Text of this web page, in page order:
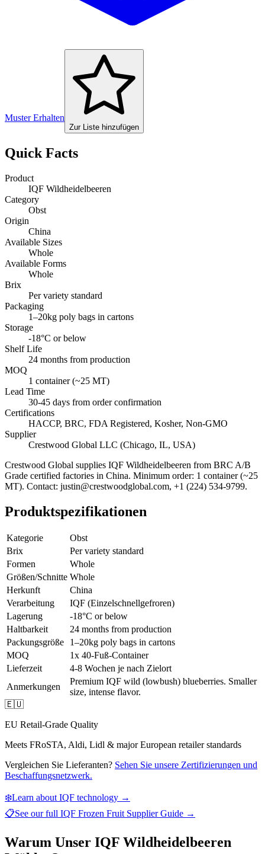
Muster Erhalten
Zur Liste hinzufügen
Quick Facts
Product
IQF Wildheidelbeeren
Category
Obst
Origin
China
Available Sizes
Whole
Available Forms
Whole
Brix
Per variety standard
Packaging
1–20kg poly bags in cartons
Storage
-18°C or below
Shelf Life
24 months from production
MOQ
1 container (~25 MT)
Lead Time
30-45 days from order confirmation
Certifications
HACCP, BRC, FDA Registered, Kosher, Non-GMO
Supplier
Crestwood Global LLC (Chicago, IL, USA)
Crestwood Global supplies IQF Wildheidelbeeren from BRC A/B
Grade certified factories in China. Minimum order: 1 container (~25
MT). Contact: justin@crestwoodglobal.com, +1 (224) 534-9799.
Produktspezifikationen
Kategorie
Obst
Brix
Per variety standard
Formen
Whole
Größen/Schnitte Whole
Herkunft
China
Verarbeitung
IQF (Einzelschnellgefroren)
Lagerung
-18°C or below
Haltbarkeit
24 months from production
Packungsgröße
1–20kg poly bags in cartons
MOQ
1x 40-Fuß-Container
Lieferzeit
4-8 Wochen je nach Zielort
Anmerkungen
Premium IQF wild (lowbush) blueberries. Smaller
size, intense flavor.
🇪🇺
EU Retail-Grade Quality
Meets FRoSTA, Aldi, Lidl & major European retailer standards
Vergleichen Sie Lieferanten? Sehen Sie unsere Zertifizierungen und
Beschaffungsnetzwerk.
❄️Learn about IQF technology →
📋See our full IQF Frozen Fruit Supplier Guide →
Warum Unser IQF Wildheidelbeeren